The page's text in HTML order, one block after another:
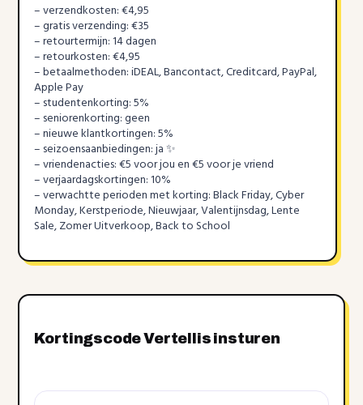
– verzendkosten: €4,95
– gratis verzending: €35
– retourtermijn: 14 dagen
– retourkosten: €4,95
– betaalmethoden: iDEAL, Bancontact, Creditcard, PayPal,
Apple Pay
– studentenkorting: 5%
– seniorenkorting: geen
– nieuwe klantkortingen: 5%
– seizoensaanbiedingen: ja ✨
– vriendenacties: €5 voor jou en €5 voor je vriend
– verjaardagskortingen: 10%
– verwachtte perioden met korting: Black Friday, Cyber
Monday, Kerstperiode, Nieuwjaar, Valentijnsdag, Lente
Sale, Zomer Uitverkoop, Back to School
Kortingscode Vertellis insturen
Kortingscode